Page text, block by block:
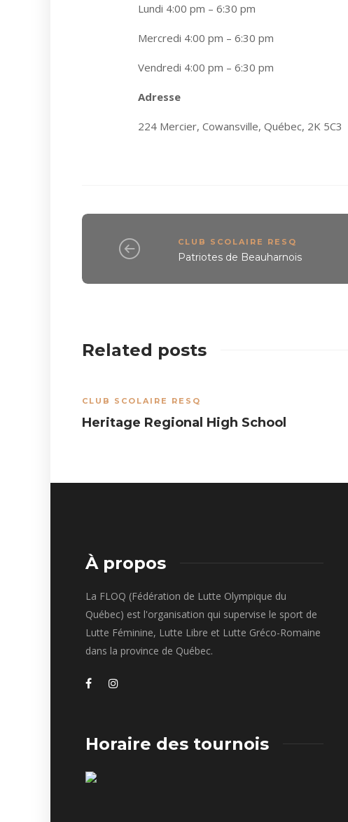
Lundi 4:00 pm – 6:30 pm
Mercredi 4:00 pm – 6:30 pm
Vendredi 4:00 pm – 6:30 pm
Adresse
224 Mercier, Cowansville, Québec, 2K 5C3
CLUB SCOLAIRE RESQ
Patriotes de Beauharnois
Related posts
CLUB SCOLAIRE RESQ
Heritage Regional High School
À propos
La FLOQ (Fédération de Lutte Olympique du
Québec) est l'organisation qui supervise le sport de
Lutte Féminine, Lutte Libre et Lutte Gréco-Romaine
dans la province de Québec.
Horaire des tournois